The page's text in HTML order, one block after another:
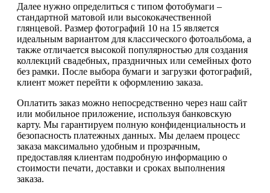
Далее нужно определиться с типом фотобумаги –
стандартной матовой или высококачественной
глянцевой. Размер фотографий 10 на 15 является
идеальным вариантом для классического фотоальбома, а
также отличается высокой популярностью для создания
коллекций свадебных, праздничных или семейных фото
без рамки. После выбора бумаги и загрузки фотографий,
клиент может перейти к оформлению заказа.
Оплатить заказ можно непосредственно через наш сайт
или мобильное приложение, используя банковскую
карту. Мы гарантируем полную конфиденциальность и
безопасность платежных данных. Мы делаем процесс
заказа максимально удобным и прозрачным,
предоставляя клиентам подробную информацию о
стоимости печати, доставки и сроках выполнения
заказа.